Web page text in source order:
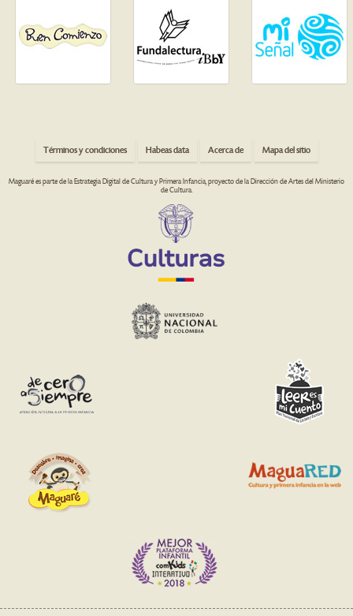
Términos y condiciones Habeas data Acerca de Mapa del sitio
Maguaré es parte de la Estrategia Digital de Cultura y Primera Infancia, proyecto de la Dirección de Artes del Ministerio
de Cultura.